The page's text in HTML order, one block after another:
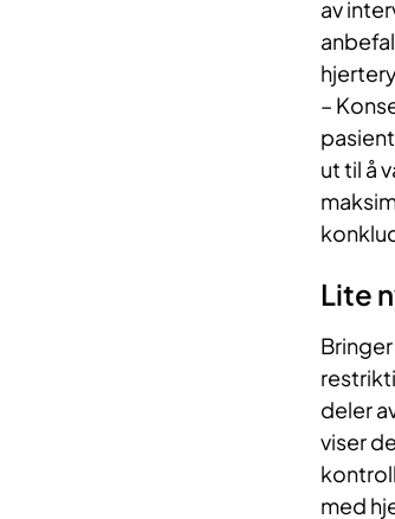
av
–
ut til å
Lite
deler
viser
med